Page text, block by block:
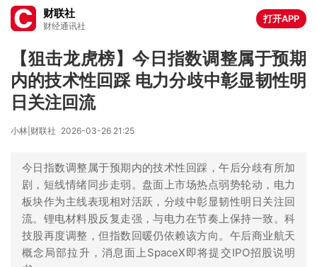
财联社
财经通讯社
打开APP
【狙击龙虎榜】今日指数调整属于预期
内的技术性回踩 电力分歧中彰显韧性明
日关注回流
小林|财联社 2026-03-26 21:25
今日指数调整属于预期内的技术性回踩，午后分歧有所加
剧，短线情绪同步走弱。盘面上市场热点弱势轮动，电力
板块作为主线表现相对活跃，分歧中彰显韧性明日关注回
流。锂电材料股反复走强，与电力在节奏上保持一致。科
技股再度调整，但指数回暖仍依赖该方向。午后商业航天
概念局部拉升，消息面上SpaceX即将提交IPO招股说明